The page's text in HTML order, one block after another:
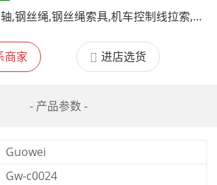
传动软轴,钢丝绳,钢丝绳索具,机车控制线拉索,灯饰吊线及配件, 保险绳索,宠物拉绳,安防设备缆绳,健身器材钢索,精密车床件,尼龙滑轮,钩扣索具
商家 进店选货
- 产品参数 -
Guowei
Gw-c0024